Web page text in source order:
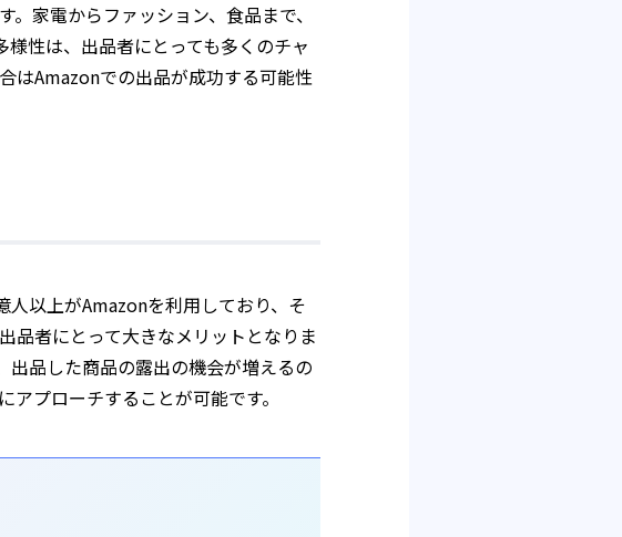
家電からファッション、食品まで、
性は、出品者にとっても多くのチャ
はAmazonでの出品が成功する可能性
以上がAmazonを利用しており、そ
品者にとって大きなメリットとなりま
品した商品の露出の機会が増えるの
プローチすることが可能です。